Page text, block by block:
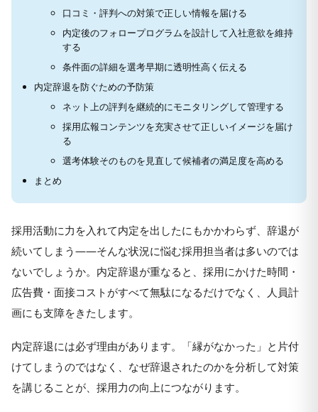
口コミ・評判への対策で正しい情報を届ける
内定後のフォロープログラムを設計して入社意欲を維持
する
条件面の詳細を選考早期に透明性高く伝える
内定辞退を防ぐための予防策
ネット上の評判を継続的にモニタリングして管理する
採用広報コンテンツを充実させて正しいイメージを届け
る
選考体験そのものを見直して候補者の満足度を高める
まとめ
採用活動に力を入れて内定を出したにもかかわらず、辞退が
続いてしまう——そんな状況に悩む採用担当者は多いのでは
ないでしょうか。内定辞退が重なると、採用にかけた時間・
広告費・面接コストがすべて無駄になるだけでなく、人員計
画にも支障をきたします。
内定辞退には必ず理由があります。「縁がなかった」と片付
けてしまうのではなく、なぜ辞退されたのかを分析して対策
を講じることが、採用力の向上につながります。